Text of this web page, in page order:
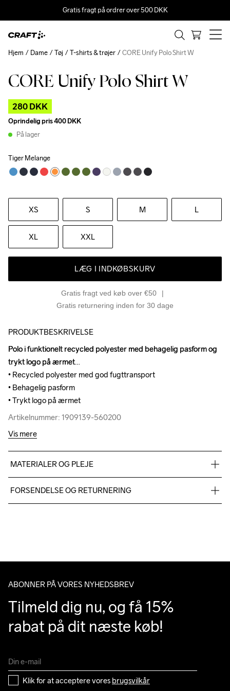
Gratis fragt på ordrer over 500 DKK
CORE Unify Polo Shirt W
280 DKK
Oprindelig pris400 DKK
På lager
Tiger Melange
XS S M L
XL XXL
LÆG I INDKØBSKURV
Gratis fragt ved køb over €50
Gratis returnering inden for 30 dage
Hjem Dame Tøj T-shirts & trøjer CORE Unify Polo Shirt W
Outlet Recycled
PRODUKTBESKRIVELSE
Polo i funktionelt recycled polyester med behagelig pasform og
trykt logo på ærmet
• Recycled polyester med god fugttransport
• Behagelig pasform
• Trykt logo på ærmet
Artikelnummer: 1909139-560200
Polo i funktionelt recycled polyester med behagelig pasform og
trykt logo på ærmet
• Recycled polyester med god fugttransport
• Behagelig pasform
• Trykt logo på ærmet
Artikelnummer: 1909139-560200
Vis mere
MATERIALER OG PLEJE
Melange colors: 50% Polyester Recycled 50% Polyester
FORSENDELSE OG RETURNERING
ABONNER PÅ VORES NYHEDSBREV
Tilmeld dig nu, og få 15%
rabat på dit næste køb!
Klik for at acceptere vores brugsvilkår